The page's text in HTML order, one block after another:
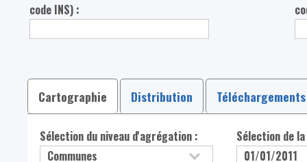
code INS) :
Cartographie Distribution Téléchargements
Sélection du niveau d'agrégation : Sélection de